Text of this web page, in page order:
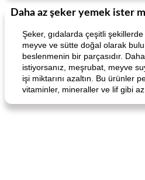
Daha az şeker yemek ister
Şeker, gıdalarda çeşitli
meyve ve sütte doğal olarak
beslenmenin bir parçasıdır.
istiyorsanız, meşrubat, meyve
işi miktarını azaltın. Bu ürünler
vitaminler, mineraller ve lif gibi